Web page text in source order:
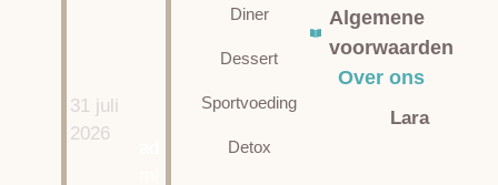
31 juli
2026
Diner
Dessert
Sportvoeding
Detox
Algemene
voorwaarden
Over ons
Lara